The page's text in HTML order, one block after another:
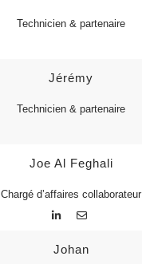
Technicien & partenaire
Jérémy
Technicien & partenaire
Joe Al Feghali
Chargé d’affaires collaborateur
Johan